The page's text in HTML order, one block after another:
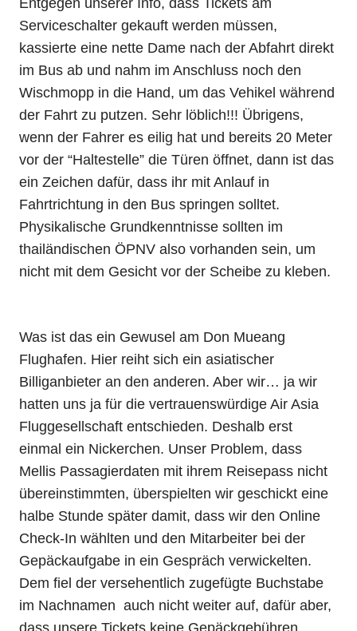
Entgegen unserer Info, dass Tickets am
Serviceschalter gekauft werden müssen,
kassierte eine nette Dame nach der Abfahrt direkt
im Bus ab und nahm im Anschluss noch den
Wischmopp in die Hand, um das Vehikel während
der Fahrt zu putzen. Sehr löblich!!! Übrigens,
wenn der Fahrer es eilig hat und bereits 20 Meter
vor der “Haltestelle” die Türen öffnet, dann ist das
ein Zeichen dafür, dass ihr mit Anlauf in
Fahrtrichtung in den Bus springen solltet.
Physikalische Grundkenntnisse sollten im
thailändischen ÖPNV also vorhanden sein, um
nicht mit dem Gesicht vor der Scheibe zu kleben.
Was ist das ein Gewusel am Don Mueang
Flughafen. Hier reiht sich ein asiatischer
Billiganbieter an den anderen. Aber wir… ja wir
hatten uns ja für die vertrauenswürdige Air Asia
Fluggesellschaft entschieden. Deshalb erst
einmal ein Nickerchen. Unser Problem, dass
Mellis Passagierdaten mit ihrem Reisepass nicht
übereinstimmten, überspielten wir geschickt eine
halbe Stunde später damit, dass wir den Online
Check-In wählten und den Mitarbeiter bei der
Gepäckaufgabe in ein Gespräch verwickelten.
Dem fiel der versehentlich zugefügte Buchstabe
im Nachnamen auch nicht weiter auf, dafür aber,